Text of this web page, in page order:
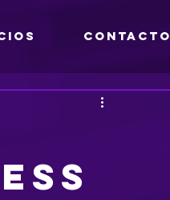
CONTACTO